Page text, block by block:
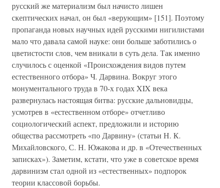
русский же материализм был начисто лишен
скептических начал, он был «верующим» [151]. Поэтому
пропаганда новых научных идей русскими нигилистами
мало что давала самой науке: они больше заботились о
цветистости слов, чем вникали в суть дела. Так именно
случилось с оценкой «Происхождения видов путем
естественного отбора» Ч. Дарвина. Вокруг этого
монументального труда в 70-х годах XIX века
развернулась настоящая битва: русские дальновидцы,
усмотрев в «естественном отборе» отчетливо
социологический аспект, предложили и историю
общества рассмотреть «по Дарвину» (статьи Н. К.
Михайловского, С. Н. Южакова и др. в «Отечественных
записках»). Заметим, кстати, что уже в советское время
дарвинизм стал одной из «естественных» подпорок
теории классовой борьбы.